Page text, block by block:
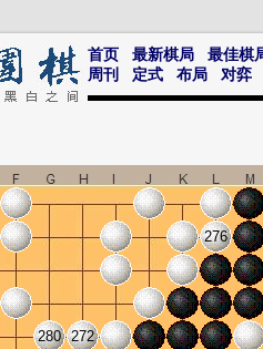
首页 最新棋局
最佳棋
周刊
定式 布局 对弈
272
276
280